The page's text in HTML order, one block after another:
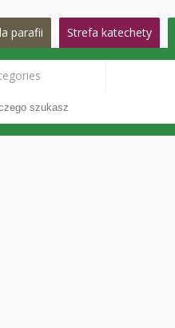
parafii Strefa katechety